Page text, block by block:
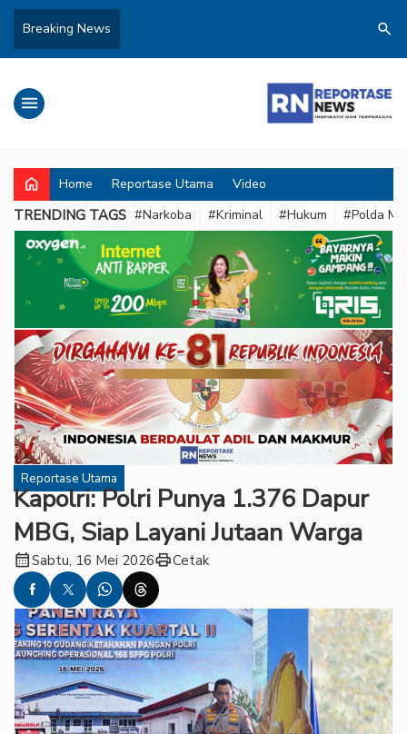
Breaking News search
menu
home Home Reportase Utama Video
TRENDING TAGS #Narkoba #Kriminal #Hukum #Polda
Reportase Utama
Kapolri: Polri Punya 1.376 Dapur
MBG, Siap Layani Jutaan Warga
calendar_monthSabtu, 16 Mei 2026printCetak